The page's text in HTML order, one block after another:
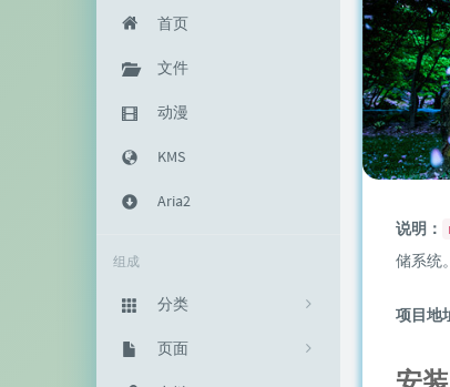
首页
文件
动漫
KMS
Aria2
组成
分类
333
主机教程
页面
说明：
储系统
项目地